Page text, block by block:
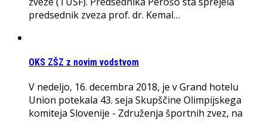
predsednik zveza prof. dr. Kemal…
OKS ZŠZ z novim vodstvom
V nedeljo, 16. decembra 2018, je v Grand hotelu
Union potekala 43. seja Skupščine Olimpijskega
komiteja Slovenije - Združenja športnih zvez, na